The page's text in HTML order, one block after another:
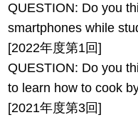
QUESTION: Do you
smartphones while
[2022年度第1回]
QUESTION: Do you
to learn how to cook
[2021年度第3回]